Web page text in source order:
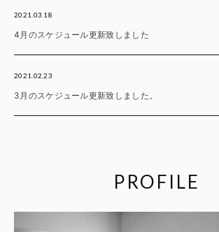
2021.03.18
4月のスケジュール更新致しました
2021.02.23
3月のスケジュール更新致しました。
PROFILE